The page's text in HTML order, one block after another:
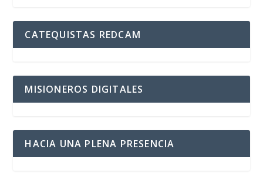
CATEQUISTAS REDCAM
MISIONEROS DIGITALES
HACIA UNA PLENA PRESENCIA